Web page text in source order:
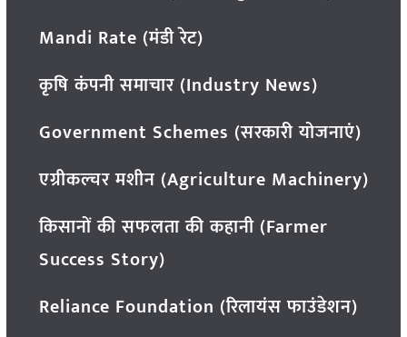
Mandi Rate (मंडी रेट)
कृषि कंपनी समाचार (Industry News)
Government Schemes (सरकारी योजनाएं)
एग्रीकल्चर मशीन (Agriculture Machinery)
किसानों की सफलता की कहानी (Farmer
Success Story)
Reliance Foundation (रिलायंस फाउंडेशन)